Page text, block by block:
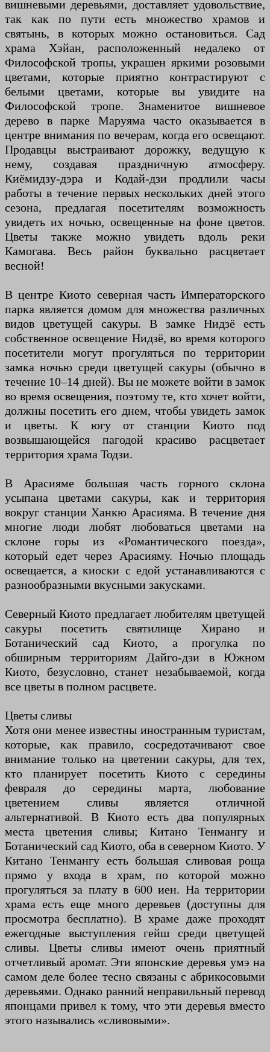
вишневыми деревьями, доставляет удовольствие,
так как по пути есть множество храмов и
святынь, в которых можно остановиться. Сад
храма Хэйан, расположенный недалеко от
Философской тропы, украшен яркими розовыми
цветами, которые приятно контрастируют с
белыми цветами, которые вы увидите на
Философской тропе. Знаменитое вишневое
дерево в парке Маруяма часто оказывается в
центре внимания по вечерам, когда его освещают.
Продавцы выстраивают дорожку, ведущую к
нему, создавая праздничную атмосферу.
Киёмидзу-дэра и Кодай-дзи продлили часы
работы в течение первых нескольких дней этого
сезона, предлагая посетителям возможность
увидеть их ночью, освещенные на фоне цветов.
Цветы также можно увидеть вдоль реки
Камогава. Весь район буквально расцветает
весной!
В центре Киото северная часть Императорского
парка является домом для множества различных
видов цветущей сакуры. В замке Нидзё есть
собственное освещение Нидзё, во время которого
посетители могут прогуляться по территории
замка ночью среди цветущей сакуры (обычно в
течение 10–14 дней). Вы не можете войти в замок
во время освещения, поэтому те, кто хочет войти,
должны посетить его днем, чтобы увидеть замок
и цветы. К югу от станции Киото под
возвышающейся пагодой красиво расцветает
территория храма Тодзи.
В Арасияме большая часть горного склона
усыпана цветами сакуры, как и территория
вокруг станции Ханкю Арасияма. В течение дня
многие люди любят любоваться цветами на
склоне горы из «Романтического поезда»,
который едет через Арасияму. Ночью площадь
освещается, а киоски с едой устанавливаются с
разнообразными вкусными закусками.
Северный Киото предлагает любителям цветущей
сакуры посетить святилище Хирано и
Ботанический сад Киото, а прогулка по
обширным территориям Дайго-дзи в Южном
Киото, безусловно, станет незабываемой, когда
все цветы в полном расцвете.
Цветы сливы
Хотя они менее известны иностранным туристам,
которые, как правило, сосредотачивают свое
внимание только на цветении сакуры, для тех,
кто планирует посетить Киото с середины
февраля до середины марта, любование
цветением сливы является отличной
альтернативой. В Киото есть два популярных
места цветения сливы; Китано Тенмангу и
Ботанический сад Киото, оба в северном Киото. У
Китано Тенмангу есть большая сливовая роща
прямо у входа в храм, по которой можно
прогуляться за плату в 600 иен. На территории
храма есть еще много деревьев (доступны для
просмотра бесплатно). В храме даже проходят
ежегодные выступления гейш среди цветущей
сливы. Цветы сливы имеют очень приятный
отчетливый аромат. Эти японские деревья умэ на
самом деле более тесно связаны с абрикосовыми
деревьями. Однако ранний неправильный перевод
японцами привел к тому, что эти деревья вместо
этого назывались «сливовыми».